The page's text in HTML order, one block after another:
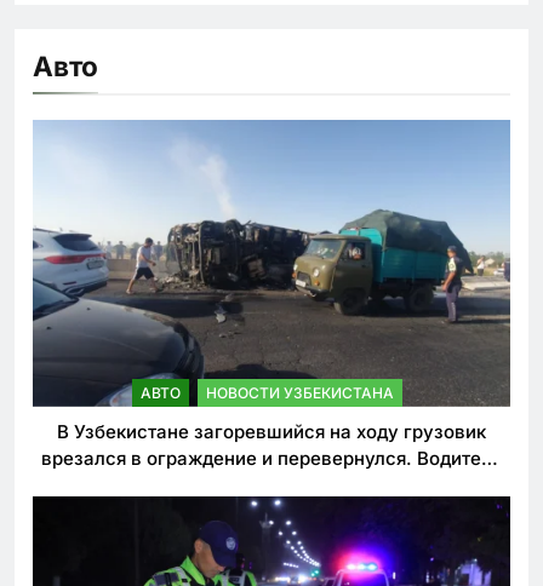
Авто
АВТО НОВОСТИ УЗБЕКИСТАНА
В Узбекистане загоревшийся на ходу грузовик
врезался в ограждение и перевернулся. Водитель